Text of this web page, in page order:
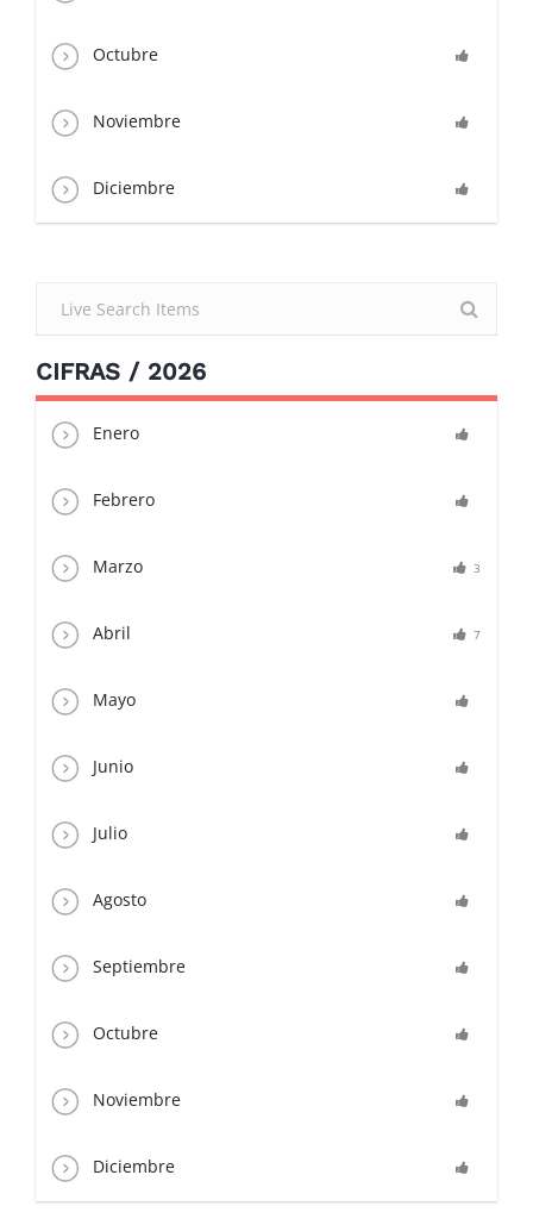
Octubre
Noviembre
Diciembre
CIFRAS / 2026
Enero
Febrero
Marzo 3
Abril 7
Mayo
Junio
Julio
Agosto
Septiembre
Octubre
Noviembre
Diciembre